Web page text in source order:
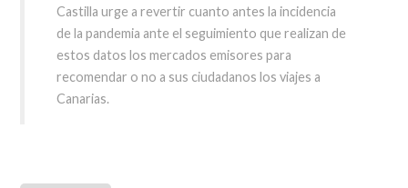
Castilla urge a revertir cuanto antes la incidencia
de la pandemia ante el seguimiento que realizan de
estos datos los mercados emisores para
recomendar o no a sus ciudadanos los viajes a
Canarias.